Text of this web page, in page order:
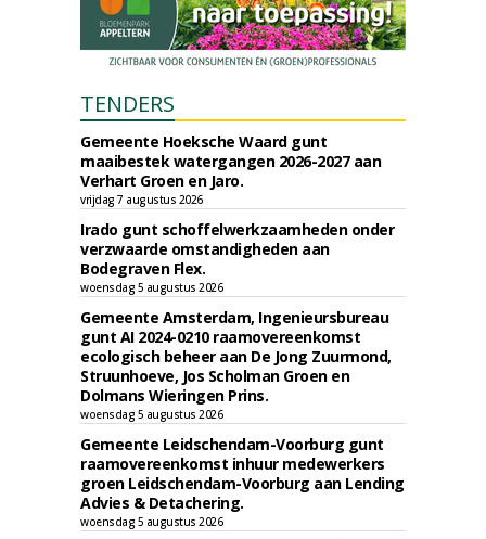
TENDERS
Gemeente Hoeksche Waard gunt
maaibestek watergangen 2026-2027 aan
Verhart Groen en Jaro.
vrijdag 7 augustus 2026
Irado gunt schoffelwerkzaamheden onder
verzwaarde omstandigheden aan
Bodegraven Flex.
woensdag 5 augustus 2026
Gemeente Amsterdam, Ingenieursbureau
gunt AI 2024-0210 raamovereenkomst
ecologisch beheer aan De Jong Zuurmond,
Struunhoeve, Jos Scholman Groen en
Dolmans Wieringen Prins.
woensdag 5 augustus 2026
Gemeente Leidschendam-Voorburg gunt
raamovereenkomst inhuur medewerkers
groen Leidschendam-Voorburg aan Lending
Advies & Detachering.
woensdag 5 augustus 2026